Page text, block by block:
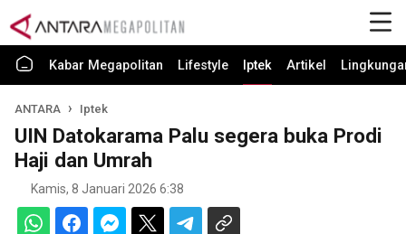
Kabar Megapolitan Lifestyle Iptek Artikel
ANTARA Iptek
UIN Datokarama Palu segera buka Prodi
Haji dan Umrah
Kamis, 8 Januari 2026 6:38